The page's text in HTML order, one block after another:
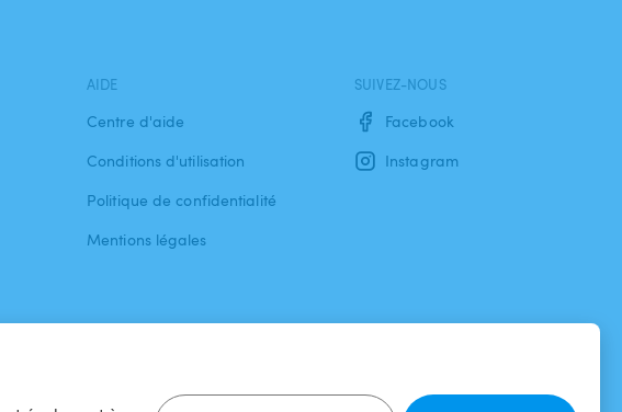
AIDE
Centre d'aide
Conditions d'utilisation
Politique de confidentialité
Mentions légales
SUIVEZ-NOUS
Facebook
Instagram